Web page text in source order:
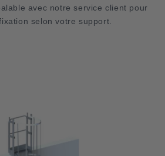
avec notre service client pour
selon votre support.